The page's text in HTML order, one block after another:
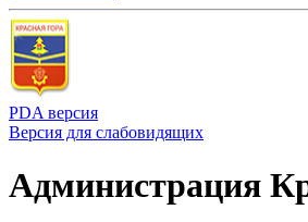
PDA версия
Версия для слабовидящих
Администрация